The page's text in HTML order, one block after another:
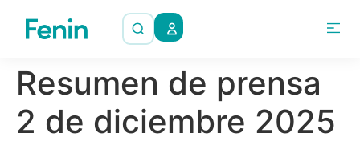
Resumen de prensa
2 de diciembre 2025